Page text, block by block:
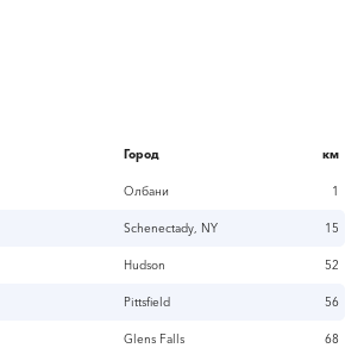
Город км
Олбани 1
Schenectady, NY 15
Hudson 52
Pittsfield 56
Glens Falls 68